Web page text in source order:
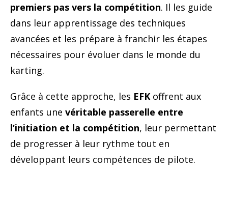
premiers pas vers la compétition. Il les guide
dans leur apprentissage des techniques
avancées et les prépare à franchir les étapes
nécessaires pour évoluer dans le monde du
karting.
Grâce à cette approche, les EFKoffrent aux
enfants une véritable passerelle entre
l’initiation et la compétition, leur permettant
de progresser à leur rythme tout en
développant leurs compétences de pilote.